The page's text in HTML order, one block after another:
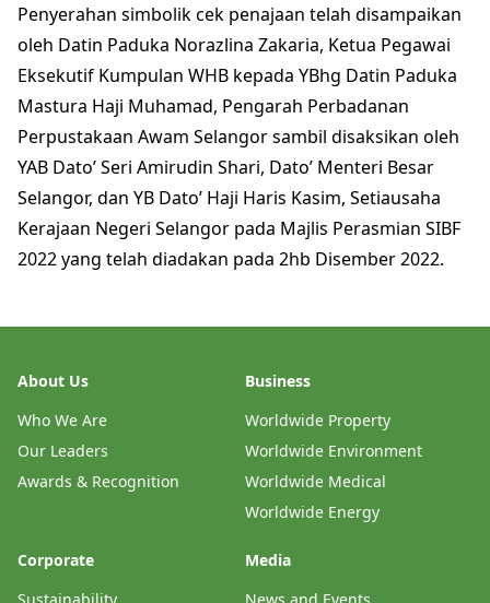
Penyerahan simbolik cek penajaan telah disampaikan
oleh Datin Paduka Norazlina Zakaria, Ketua Pegawai
Eksekutif Kumpulan WHB kepada YBhg Datin Paduka
Mastura Haji Muhamad, Pengarah Perbadanan
Perpustakaan Awam Selangor sambil disaksikan oleh
YAB Dato’ Seri Amirudin Shari, Dato’ Menteri Besar
Selangor, dan YB Dato’ Haji Haris Kasim, Setiausaha
Kerajaan Negeri Selangor pada Majlis Perasmian SIBF
2022 yang telah diadakan pada 2hb Disember 2022.
About Us
Who We Are
Our Leaders
Awards & Recognition
Business
Worldwide Property
Worldwide Environment
Worldwide Medical
Worldwide Energy
Corporate
Sustainability
Media
News and Events